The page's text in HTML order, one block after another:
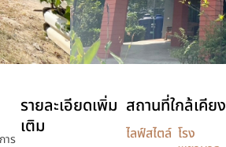
าร
รายละเอียดเพิ่ม
เติม
สถานที่ใกล้เคียง
ไลฟ์สไตล์ โรง